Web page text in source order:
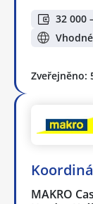
32 000
Zveřejněno:
MAKRO